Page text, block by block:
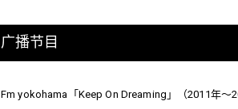
广播节目
Fm yokohama「Keep On Dreaming」（2011年～